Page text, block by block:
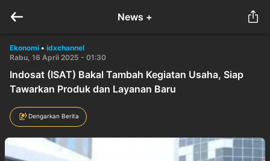
News +
Ekonomi • idxchannel
Rabu, 16 April 2025 - 01:30
Indosat (ISAT) Bakal Tambah Kegiatan Usaha, Siap
Tawarkan Produk dan Layanan Baru
Dengarkan Berita